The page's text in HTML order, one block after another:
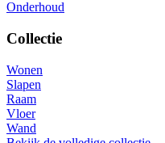
Onderhoud
Collectie
Wonen
Slapen
Raam
Vloer
Wand